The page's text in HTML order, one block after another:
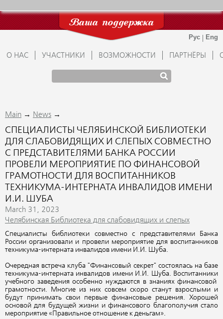
Ваша поддержка
О НАС УЧАСТНИКИ ВОЗМОЖНОСТИ ПАРТНЁРЫ
Main → News →
СПЕЦИАЛИСТЫ ЧЕЛЯБИНСКОЙ БИБЛИОТЕКИ
ДЛЯ СЛАБОВИДЯЩИХ И СЛЕПЫХ СОВМЕСТНО
С ПРЕДСТАВИТЕЛЯМИ БАНКА РОССИИ
ПРОВЕЛИ МЕРОПРИЯТИЕ ПО ФИНАНСОВОЙ
ГРАМОТНОСТИ ДЛЯ ВОСПИТАННИКОВ
ТЕХНИКУМА-ИНТЕРНАТА ИНВАЛИДОВ ИМЕНИ
И.И. ШУБА
March 31, 2023
Челябинская Библиотека для слабовидящих и слепых
Специалисты библиотеки совместно с представителями Банка
России организовали и провели мероприятие для воспитанников
техникума-интерната инвалидов имени И.И. Шуба.
Очередная встреча клуба "Финансовый секрет" состоялась на базе
техникума-интерната инвалидов имени И.И. Шуба. Воспитанники
учебного заведения особенно нуждаются в знаниях финансовой
грамотности. Многие из них совсем скоро станут взрослыми и
будут принимать свои первые финансовые решения. Хорошей
основой для будущей жизни и финансового благополучия стало
мероприятие «Правильное отношение к деньгам».